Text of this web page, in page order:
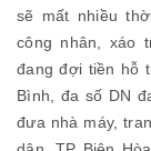
sẽ mất nhiều
công nhân, xáo
đang đợi tiền hỗ
Bình, đa số DN
đưa nhà máy,